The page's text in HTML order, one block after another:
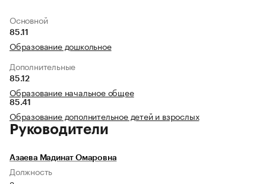
Основной
85.11
Образование дошкольное
Дополнительные
85.12
Образование начальное общее
85.41
Образование дополнительное детей и взрослых
Руководители
Азаева Мадинат Омаровна
Должность